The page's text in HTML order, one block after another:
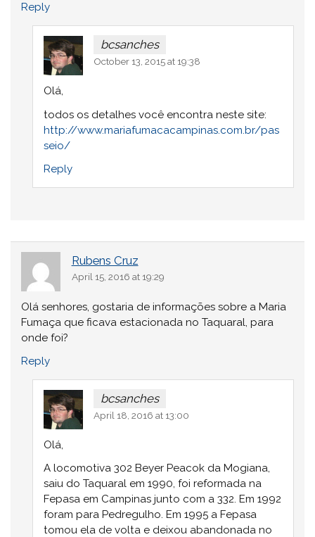
Reply
bcsanches
October 13, 2015 at 19:38
Olá,
todos os detalhes você encontra neste site:
http://www.mariafumacacampinas.com.br/pas
seio/
Reply
Rubens Cruz
April 15, 2016 at 19:29
Olá senhores, gostaria de informações sobre a Maria
Fumaça que ficava estacionada no Taquaral, para
onde foi?
Reply
bcsanches
April 18, 2016 at 13:00
Olá,
A locomotiva 302 Beyer Peacok da Mogiana,
saiu do Taquaral em 1990, foi reformada na
Fepasa em Campinas junto com a 332. Em 1992
foram para Pedregulho. Em 1995 a Fepasa
tomou ela de volta e deixou abandonada no